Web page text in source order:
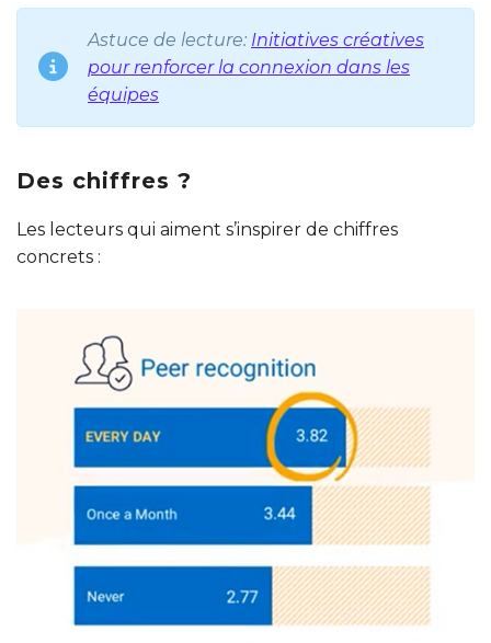
Astuce de lecture: Initiatives créatives
pour renforcer la connexion dans les
équipes
Des chiffres ?
Les lecteurs qui aiment s’inspirer de chiffres
concrets :